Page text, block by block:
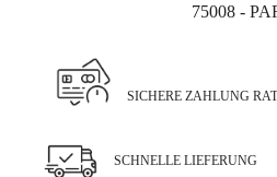
75008 -
SICHERE ZAHLUNG
SCHNELLE LIEFERUNG